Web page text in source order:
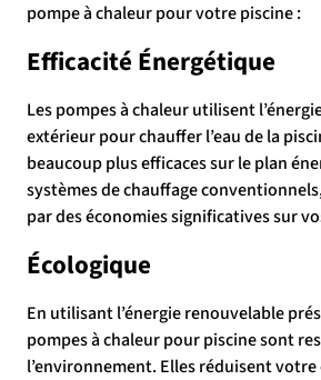
pompe à chaleur pour votre piscine :
Efficacité Énergétique
Les pompes à chaleur utilisent
extérieur pour chauffer l’eau de la
beaucoup plus efficaces sur le plan
systèmes de chauffage
par des économies significatives sur
Écologique
En utilisant l’énergie renouvelable
pompes à chaleur pour piscine sont
l’environnement. Elles réduisent